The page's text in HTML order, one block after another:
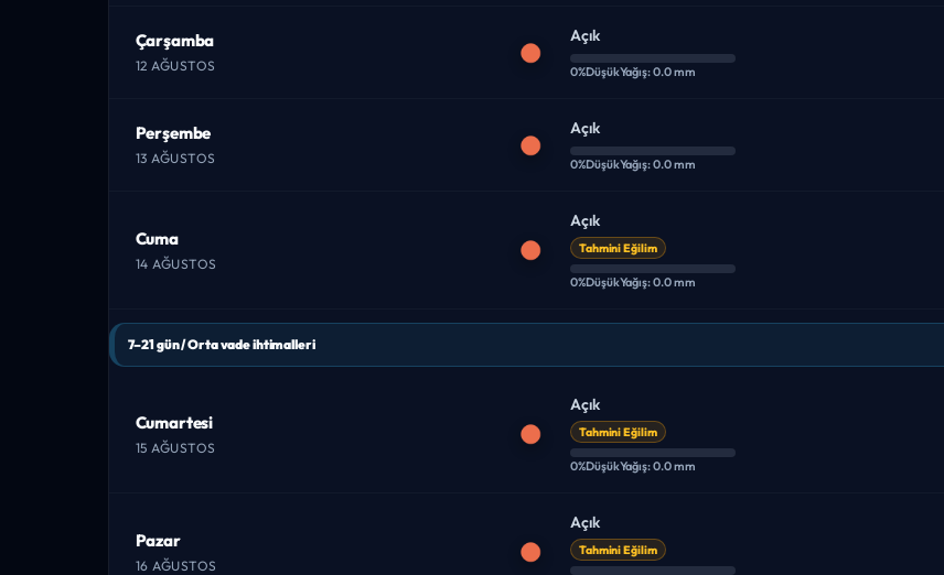
Çarşamba
12 AĞUSTOS
Açık
0%DüşükYağış: 0.0 mm
Perşembe
13 AĞUSTOS
Açık
0%DüşükYağış: 0.0 mm
Cuma
14 AĞUSTOS
Açık
Tahmini Eğilim
0%DüşükYağış: 0.0 mm
7–21 gün / Orta vade ihtimalleri
Cumartesi
15 AĞUSTOS
Açık
Tahmini Eğilim
0%DüşükYağış: 0.0 mm
Pazar
16 AĞUSTOS
Açık
Tahmini Eğilim